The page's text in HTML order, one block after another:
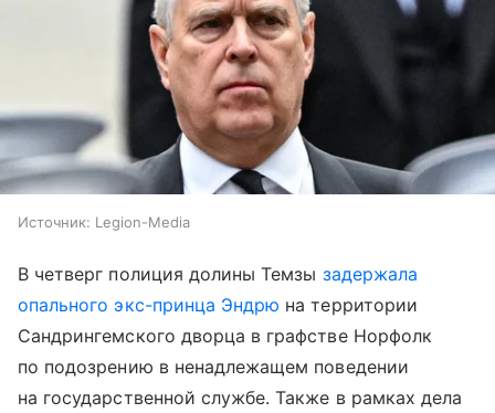
Источник: Legion-Media
В четверг полиция долины Темзы задержала
опального экс-принца Эндрю на территории
Сандрингемского дворца в графстве Норфолк
по подозрению в ненадлежащем поведении
на государственной службе. Также в рамках дела